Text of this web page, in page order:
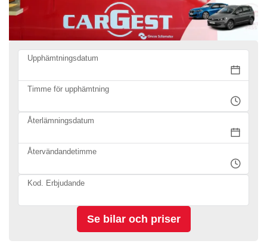
Upphämtningsdatum
Timme för upphämtning
Återlämningsdatum
Återvändandetimme
Kod. Erbjudande